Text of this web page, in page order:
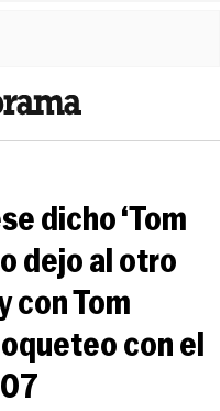
dicho ‘Tom
dejo al otro
con Tom
con el